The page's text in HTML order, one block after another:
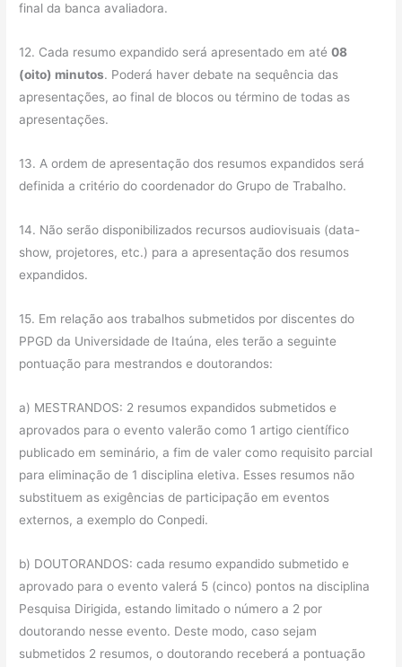
final da banca avaliadora.
12. Cada resumo expandido será apresentado em até08
(oito) minutos. Poderá haver debate na sequência das
apresentações, ao final de blocos ou término de todas as
apresentações.
13. A ordem de apresentação dos resumos expandidos será
definida a critério do coordenador do Grupo de Trabalho.
14. Não serão disponibilizados recursos audiovisuais (data-
show, projetores, etc.) para a apresentação dos resumos
expandidos.
15. Em relação aos trabalhos submetidos por discentes do
PPGD da Universidade de Itaúna, eles terão a seguinte
pontuação para mestrandos e doutorandos:
a) MESTRANDOS: 2 resumos expandidos submetidos e
aprovados para o evento valerão como 1 artigo científico
publicado em seminário, a fim de valer como requisito parcial
para eliminação de 1 disciplina eletiva. Esses resumos não
substituem as exigências de participação em eventos
externos, a exemplo do Conpedi.
b) DOUTORANDOS: cada resumo expandido submetido e
aprovado para o evento valerá 5 (cinco) pontos na disciplina
Pesquisa Dirigida, estando limitado o número a 2 por
doutorando nesse evento. Deste modo, caso sejam
submetidos 2 resumos, o doutorando receberá a pontuação